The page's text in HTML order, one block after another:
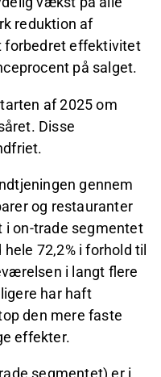
reduktion af
forbedret effektivitet
på salget.
af 2025 om
Disse
gennem
og restauranter
i on-trade segmentet
72,2% i forhold til
i langt flere
har haft
den mere faste
effekter.
segmentet) er i